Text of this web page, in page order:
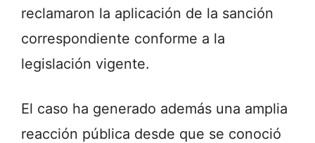
reclamaron la aplicación de la sanción
correspondiente conforme a la
legislación vigente.
El caso ha generado además una amplia
reacción pública desde que se conoció